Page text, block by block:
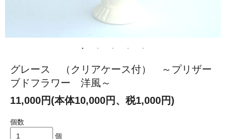
グレース （クリアケース付） ～プリザー
ブドフラワー 洋風～
11,000円(本体10,000円、税1,000円)
個数
個